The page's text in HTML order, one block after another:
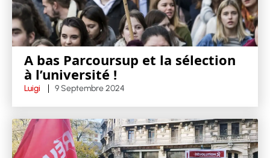
A bas Parcoursup et la sélection
à l’université !
Luigi 9 Septembre 2024